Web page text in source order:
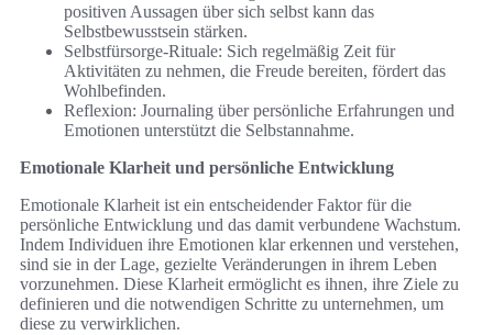
positiven Aussagen über sich selbst kann das
Selbstbewusstsein stärken.
Selbstfürsorge-Rituale: Sich regelmäßig Zeit für
Aktivitäten zu nehmen, die Freude bereiten, fördert das
Wohlbefinden.
Reflexion: Journaling über persönliche Erfahrungen und
Emotionen unterstützt die Selbstannahme.
Emotionale Klarheit und persönliche Entwicklung
Emotionale Klarheit ist ein entscheidender Faktor für die
persönliche Entwicklung und das damit verbundene Wachstum.
Indem Individuen ihre Emotionen klar erkennen und verstehen,
sind sie in der Lage, gezielte Veränderungen in ihrem Leben
vorzunehmen. Diese Klarheit ermöglicht es ihnen, ihre Ziele zu
definieren und die notwendigen Schritte zu unternehmen, um
diese zu verwirklichen.